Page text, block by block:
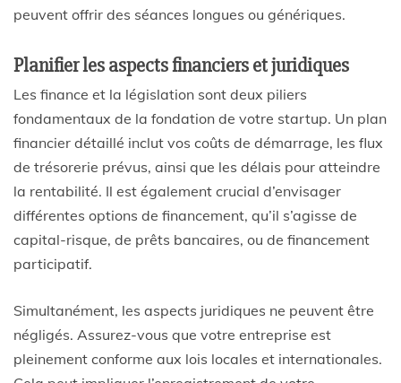
peuvent offrir des séances longues ou génériques.
Planifier les aspects financiers et juridiques
Les finance et la législation sont deux piliers
fondamentaux de la fondation de votre startup. Un plan
financier détaillé inclut vos coûts de démarrage, les flux
de trésorerie prévus, ainsi que les délais pour atteindre
la rentabilité. Il est également crucial d’envisager
différentes options de financement, qu’il s’agisse de
capital-risque, de prêts bancaires, ou de financement
participatif.
Simultanément, les aspects juridiques ne peuvent être
négligés. Assurez-vous que votre entreprise est
pleinement conforme aux lois locales et internationales.